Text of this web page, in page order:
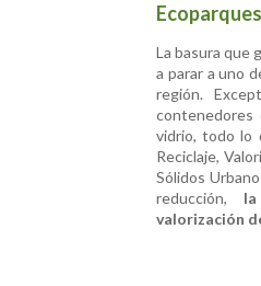
La basura que
a parar a uno
región.
vidrio, todo lo
Reciclaje,
Sólidos
reducción,
valorización